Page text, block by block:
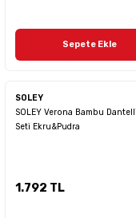
Sepete Ekle
SOLEY
SOLEY Verona Bambu
Seti Ekru&Pudra
1.792 TL